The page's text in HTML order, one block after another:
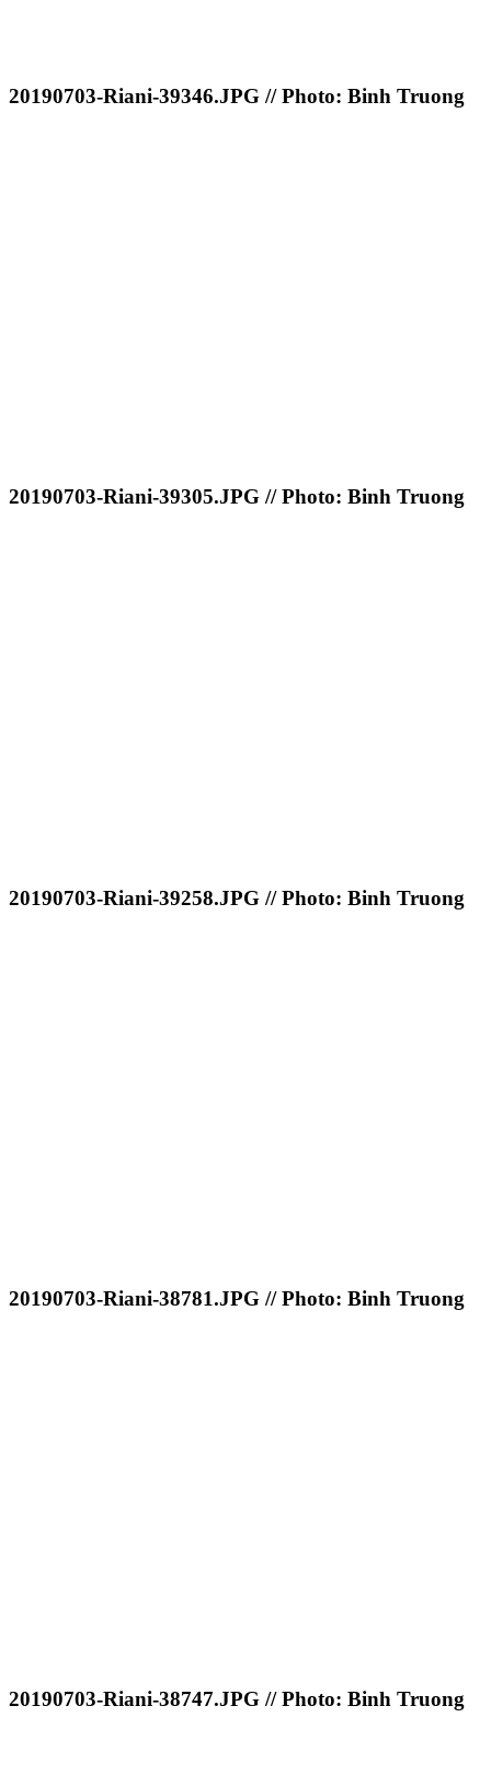
20190703-Riani-39346.JPG // Photo: Binh Truong
20190703-Riani-39305.JPG // Photo: Binh Truong
20190703-Riani-39258.JPG // Photo: Binh Truong
20190703-Riani-38781.JPG // Photo: Binh Truong
20190703-Riani-38747.JPG // Photo: Binh Truong